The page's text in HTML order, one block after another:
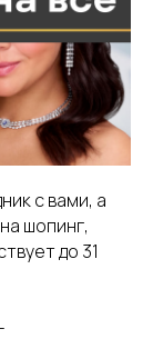
с вами, а
шопинг,
до 31